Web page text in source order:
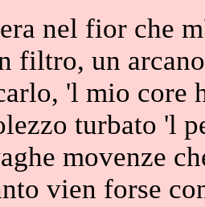
nel fior che
filtro, un
'l mio core
turbato 'l
movenze
vien forse